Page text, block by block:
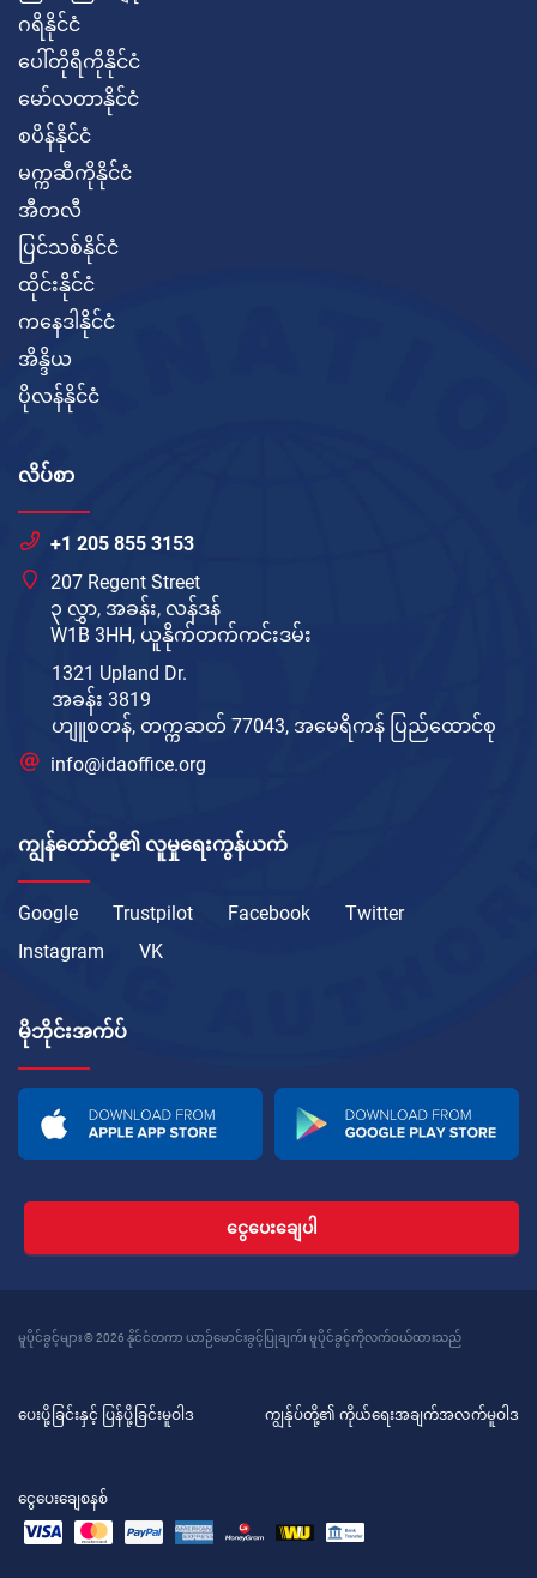
ဂရိနိုင်ငံ
ပေါ်တိုရီကိုနိုင်ငံ
မော်လတာနိုင်ငံ
စပိန်နိုင်ငံ
မက္ကဆီကိုနိုင်ငံ
အီတလီ
ပြင်သစ်နိုင်ငံ
ထိုင်းနိုင်ငံ
ကနေဒါနိုင်ငံ
အိန္ဒိယ
ပိုလန်နိုင်ငံ
လိပ်စာ
+1 205 855 3153
207 Regent Street
၃ လွှာ, အခန်း, လန်ဒန်
W1B 3HH, ယူနိုက်တက်ကင်းဒမ်း
1321 Upland Dr.
အခန်း 3819
ဟျူစတန်, တက္ကဆတ် 77043, အမေရိကန် ပြည်ထောင်စု
info@idaoffice.org
ကျွန်တော်တို့၏ လူမှုရေးကွန်ယက်
Google Trustpilot Facebook
Twitter
Instagram
VK
မိုဘိုင်းအက်ပ်
ငွေပေးချေပါ
မူပိုင်ခွင့်များ © 2026 နိုင်ငံတကာ ယာဉ်မောင်းခွင့်ပြုချက်၊ မူပိုင်ခွင့်ကိုလက်ဝယ်ထားသည်
ပေးပို့ခြင်းနှင့် ပြန်ပို့ခြင်းမူဝါဒ ကျွန်ုပ်တို့၏ ကိုယ်ရေးအချက်အလက်မူဝါဒ
ငွေပေးချေစနစ်